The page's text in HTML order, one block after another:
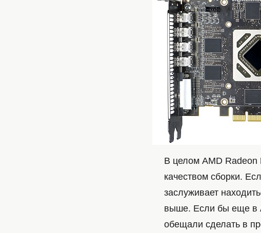
В целом AMD Radeon
качеством сборки.
заслуживает
выше. Если бы еще в
обещали сделать в